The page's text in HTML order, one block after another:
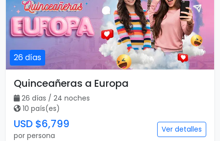
26 días
Quinceañeras a Europa
26 días / 24 noches
10 país(es)
USD $6,799
por persona
Ver detalles